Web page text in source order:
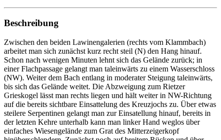
Beschreibung
Zwischen den beiden Lawinengalerien (rechts vom Klammbach)
arbeitet man sich zunächst kurz recht steil (N) den Hang hinauf.
Schon nach wenigen Minuten lehnt sich das Gelände zurück; in
einer Flachpassage gelangt man taleinwärts zu einem Wasserschloss
(NW). Weiter dem Bach entlang in moderater Steigung taleinwärts,
bis sich das Gelände weitet. Die Abzweigung zum Rietzer
Grieskogel lässt man rechts liegen und hält weiter in NW-Richtung
auf die bereits sichtbare Einsattelung des Kreuzjochs zu. Über etwas
steilere Serpentinen gelangt man zur Einsatellung hinauf, bereits in
der letzten Kehre unterhalb kann man linker Hand weglos über
einfaches Wiesengelände zum Grat des Mitterzeigerkopf